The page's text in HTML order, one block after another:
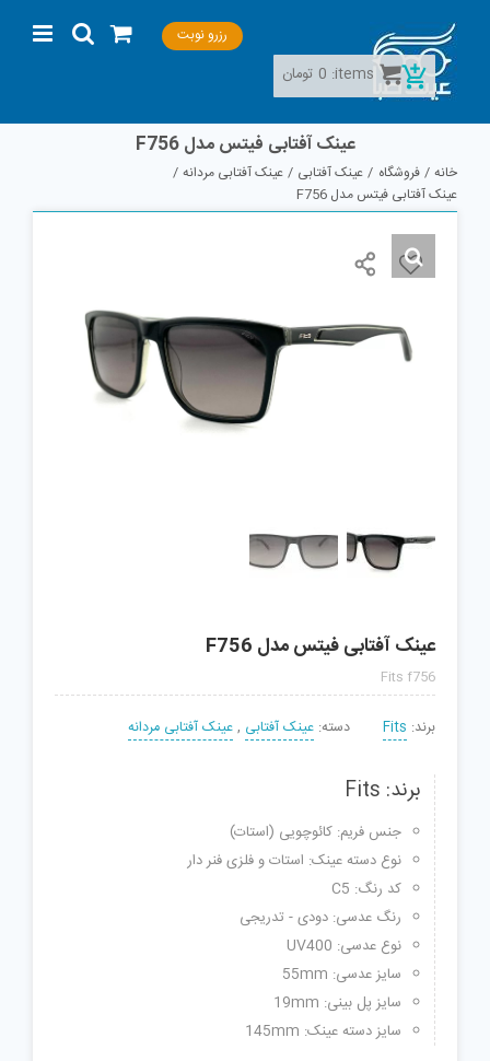
content
رزرو نوبت
عینک آفتابی فیتس مدل F756
خانه فروشگاه عینک آفتابی
عینک آفتابی مردانه
عینک آفتابی فیتس مدل F756
عینک آفتابی فیتس مدل F756
Fits f756
برند: Fits دسته: عینک آفتابی ,عینک آفتابی مردانه
برند: Fits
جنس فریم: کائوچویی (استات)
نوع دسته عینک: استات و فلزی فنر دار
کد رنگ: C5
رنگ عدسی: دودی - تدریجی
نوع عدسی: UV400
سایز عدسی: 55mm
سایز پل بینی: 19mm
سایز دسته عینک: 145mm
items:
0 تومان